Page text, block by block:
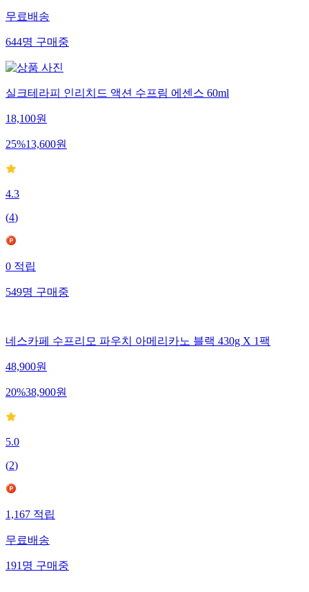
무료배송
644명 구매중
실크테라피 인리치드 액션 수프림 에센스 60ml
18,100원
25%13,600원
4.3
(4)
0 적립
549명 구매중
네스카페 수프리모 파우치 아메리카노 블랙 430g X 1팩
48,900원
20%38,900원
5.0
(2)
1,167적립
무료배송
191명구매중